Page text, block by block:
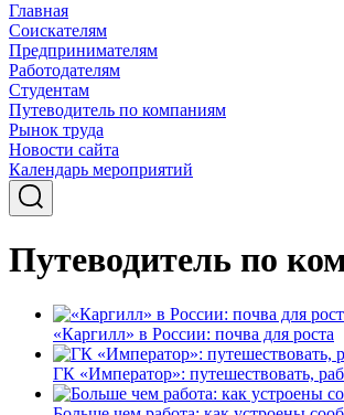
Главная
Соискателям
Предпринимателям
Работодателям
Студентам
Путеводитель по компаниям
Рынок труда
Новости сайта
Календарь мероприятий
Путеводитель по
«Каргилл» в России: почва для роста
ГК «Император»: путешествовать,